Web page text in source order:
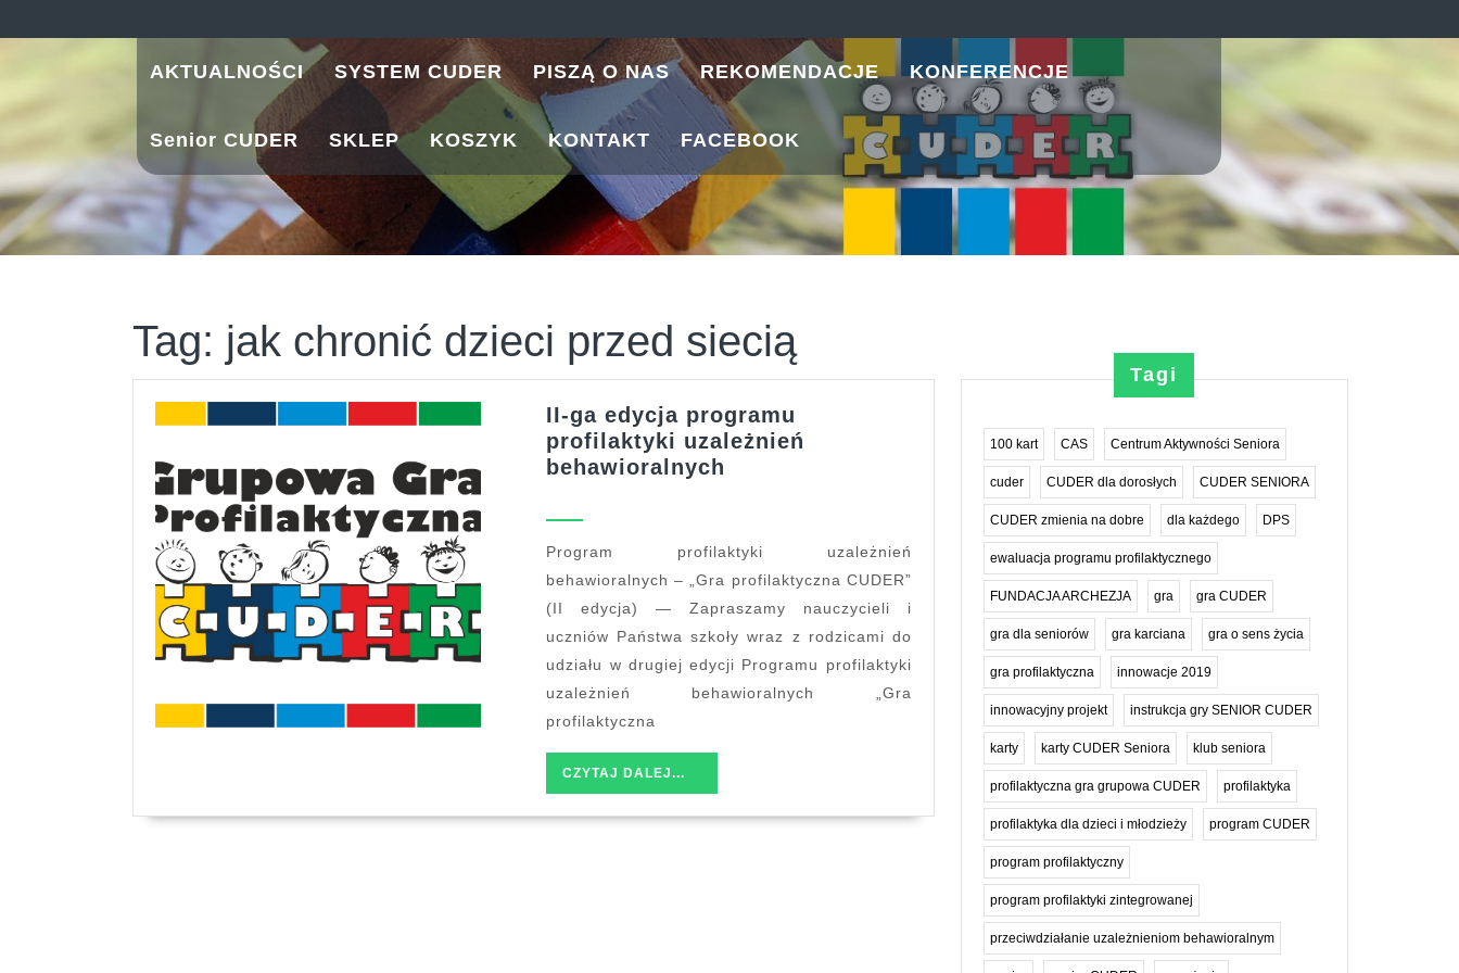
AKTUALNOŚCI SYSTEM CUDER PISZĄ O NAS REKOMENDACJE KONFERENCJE
Senior CUDER SKLEP KOSZYK KONTAKT FACEBOOK
Tag: jak chronić dzieci przed siecią
II-ga edycja programu
profilaktyki uzależnień
behawioralnych
programu
profilaktyki
uzależnień
behawioralnych
Program profilaktyki uzależnień
behawioralnych – „Gra profilaktyczna CUDER”
(II edycja) — Zapraszamy nauczycieli i
uczniów Państwa szkoły wraz z rodzicami do
udziału w drugiej edycji Programu profilaktyki
uzależnień behawioralnych „Gra
profilaktyczna
CZYTAJ DALEJ...
DALEJ...
Tagi
100 kart CAS Centrum Aktywności Seniora
cuder CUDER dla dorosłych CUDER SENIORA
CUDER zmienia na dobre dla każdego DPS
ewaluacja programu profilaktycznego
FUNDACJA ARCHEZJA gra gra CUDER
gra dla seniorów gra karciana gra o sens życia
gra profilaktyczna innowacje 2019
innowacyjny projekt instrukcja gry SENIOR CUDER
karty karty CUDER Seniora klub seniora
profilaktyczna gra grupowa CUDER profilaktyka
profilaktyka dla dzieci i młodzieży program CUDER
program profilaktyczny
program profilaktyki zintegrowanej
przeciwdziałanie uzależnieniom behawioralnym